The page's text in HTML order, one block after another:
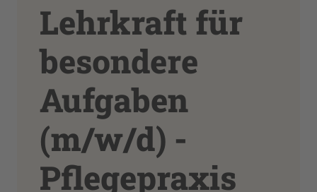
Lehrkraft für
besondere
Aufgaben
(m/w/d) -
Pflegepraxis